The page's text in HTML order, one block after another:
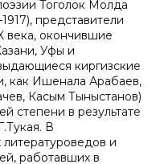
Тоголок Молда
представители
века, окончившие
Уфы и
киргизские
как Ишенала Арабаев,
Касым Тыныстанов)
степени в результате
В
и
работавших в